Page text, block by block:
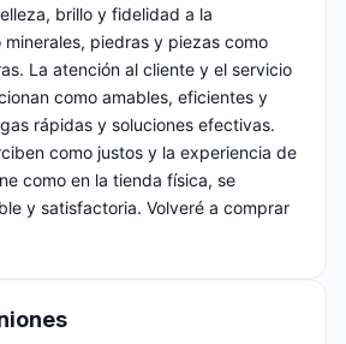
brillo y fidelidad a la
piedras y piezas como
La atención al cliente y el servicio
como amables, eficientes y
rápidas y soluciones efectivas.
como justos y la experiencia de
como en la tienda física, se
y satisfactoria. Volveré a comprar